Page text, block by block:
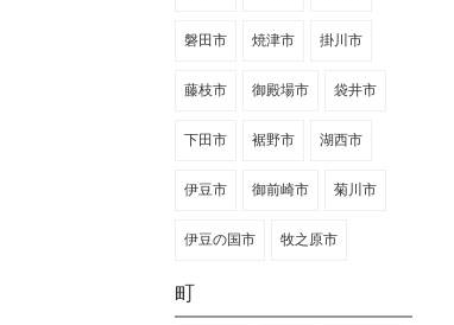
磐田市 焼津市 掛川市
藤枝市 御殿場市 袋井市
下田市 裾野市 湖西市
伊豆市 御前崎市 菊川市
伊豆の国市 牧之原市
町